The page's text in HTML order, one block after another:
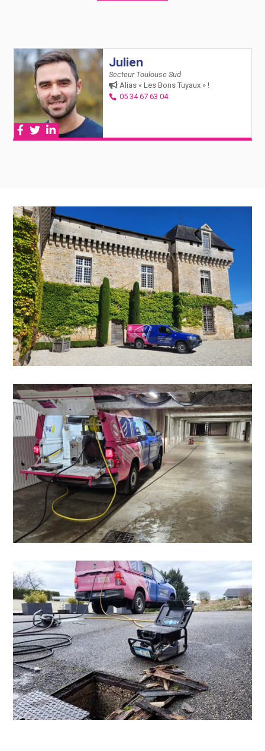
Julien
Secteur Toulouse Sud
Alias « Les Bons Tuyaux » !
05 34 67 63 04